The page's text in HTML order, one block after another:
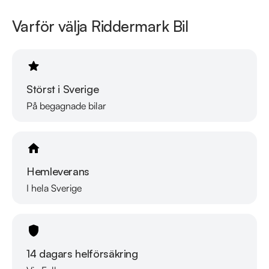
Varför välja Riddermark Bil
Störst i Sverige
På begagnade bilar
Hemleverans
I hela Sverige
14 dagars helförsäkring
Se hur vi genomför våra tester här:
https://vimeo.com/1011323016
Telefontider:
Måndag - Söndag 08:00 - 24:00
Lördag 10:00 - 18:00
Välkomna!